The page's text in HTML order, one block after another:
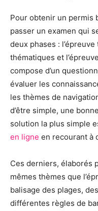
Pour obtenir un permis
passer un examen qui
deux phases :
thématiques et
compose d’un
évaluer les
les thèmes de
d’être simple, une
solution la plus simple
en ligne en recourant à
Ces derniers, élaborés
mêmes thèmes que
balisage des plages,
différentes règles de